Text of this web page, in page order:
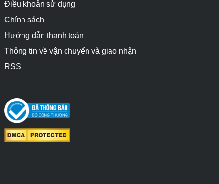
Điều khoản sử dụng
Chính sách
Hướng dẫn thanh toán
Thông tin về vận chuyển và giao nhận
RSS